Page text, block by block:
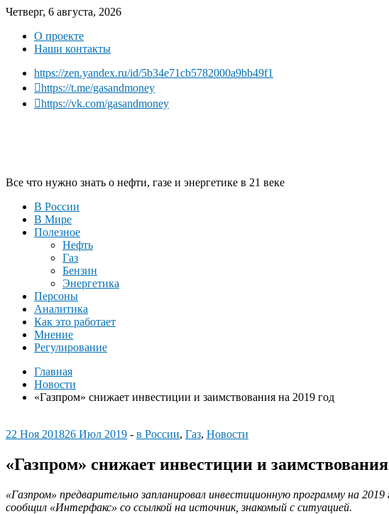
Четверг, 6 августа, 2026
О проекте
Наши контакты
https://zen.yandex.ru/id/5b34e71cb5782000a9bb49f1
https://t.me/gasandmoney
https://vk.com/gasandmoney
Все что нужно знать о нефти, газе и энергетике в 21 веке
В России
В Мире
Полезное
Нефть
Газ
Бензин
Энергетика
Персоны
Аналитика
Как это работает
Мнение
Регулирование
Главная
Новости
«Газпром» снижает инвестиции и заимствования на 2019 год
22 Ноя 201826 Июл 2019 - в России, Газ, Новости
«Газпром» снижает инвестиции и заимствования
«Газпром» предварительно запланировал инвестиционную программу на
сообщил «Интерфакс» со ссылкой на источник, знакомый с ситуацией.